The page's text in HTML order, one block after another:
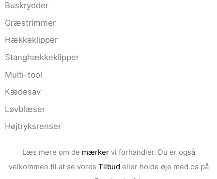
Buskrydder
Græstrimmer
Hækkeklipper
Stanghækkeklipper
Multi-tool
Kædesav
Løvblæser
Højtryksrenser
Læs mere om de mærker vi forhandler. Du er også
velkommen til at se vores Tilbud eller holde øje med os på